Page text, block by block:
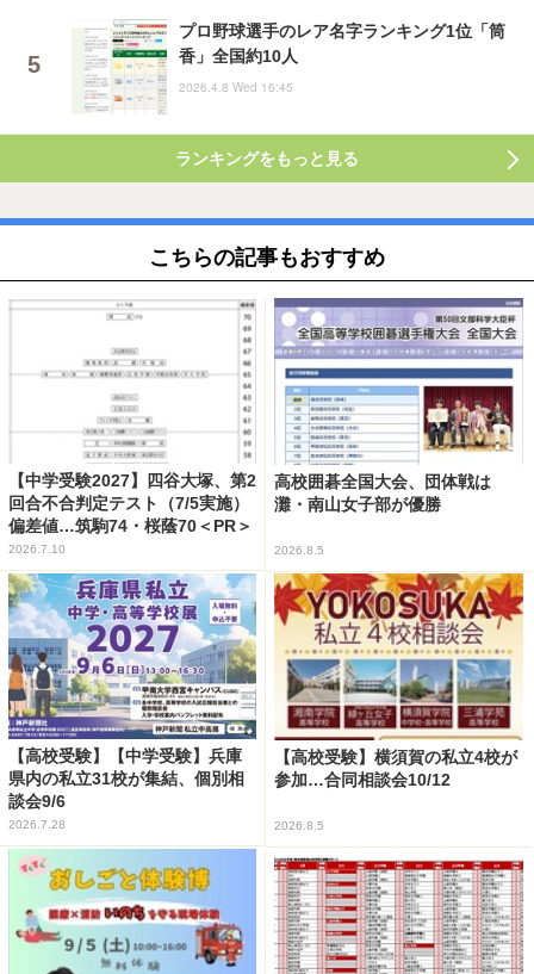
プロ野球選手のレア名字ランキング1位「筒
香」全国約10人
2026.4.8 Wed 16:45
ランキングをもっと見る
こちらの記事もおすすめ
【中学受験2027】四谷大塚、第2
回合不合判定テスト（7/5実施）
偏差値…筑駒74・桜蔭70＜PR＞
2026.7.10
高校囲碁全国大会、団体戦は
灘・南山女子部が優勝
2026.8.5
【高校受験】【中学受験】兵庫
県内の私立31校が集結、個別相
談会9/6
2026.7.28
【高校受験】横須賀の私立4校が
参加…合同相談会10/12
2026.8.5